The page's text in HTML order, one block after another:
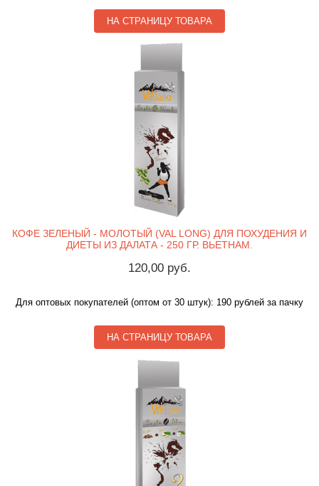
НА СТРАНИЦУ ТОВАРА
КОФЕ ЗЕЛЕНЫЙ - МОЛОТЫЙ (VAL LONG) ДЛЯ ПОХУДЕНИЯ И
ДИЕТЫ ИЗ ДАЛАТА - 250 ГР. ВЬЕТНАМ.
120,00 руб.
Для оптовых покупателей (оптом от 30 штук): 190 рублей за пачку
НА СТРАНИЦУ ТОВАРА